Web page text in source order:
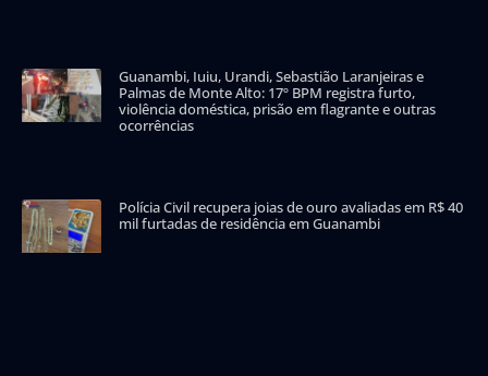
Guanambi, Iuiu, Urandi, Sebastião Laranjeiras e
Palmas de Monte Alto: 17º BPM registra furto,
violência doméstica, prisão em flagrante e outras
ocorrências
Polícia Civil recupera joias de ouro avaliadas em R$ 40
mil furtadas de residência em Guanambi